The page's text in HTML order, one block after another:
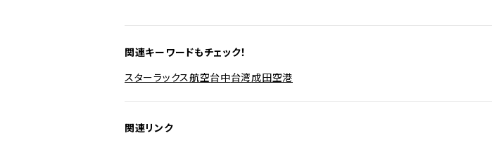
関連キーワードもチェック！
スターラックス航空台中台湾成田空港
関連リンク